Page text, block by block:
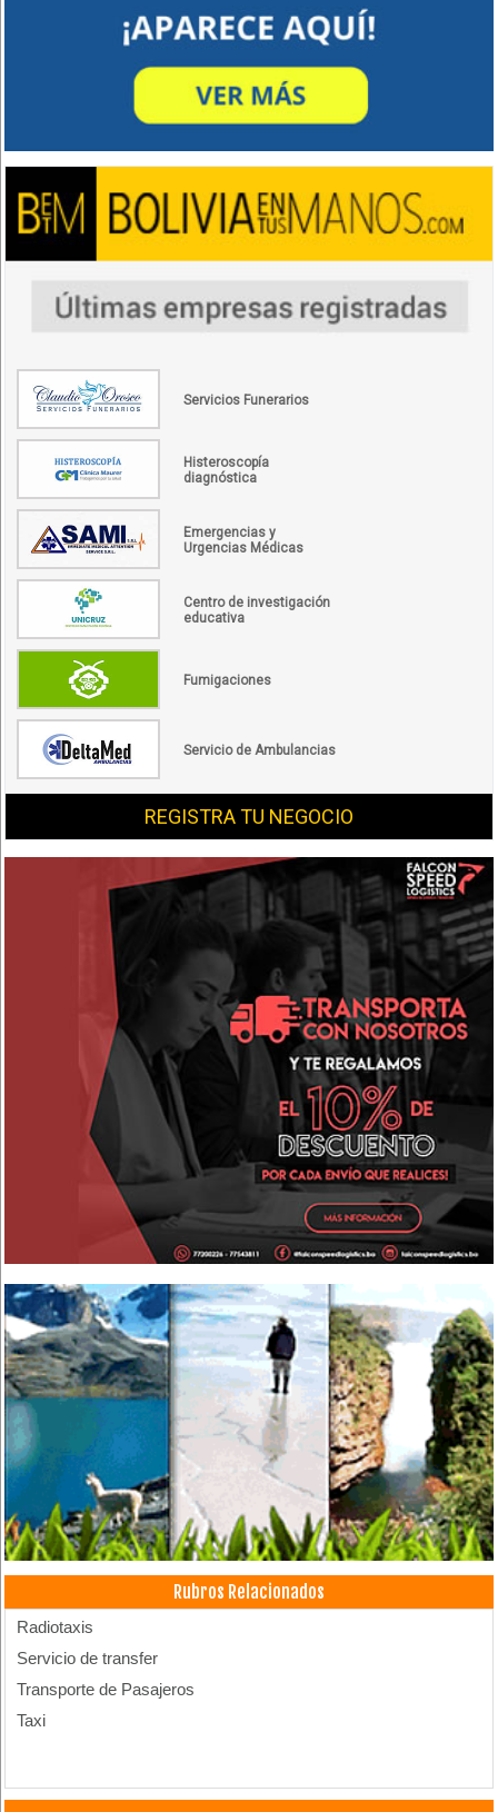
Servicios Funerarios
Histeroscopía
diagnóstica
Emergencias y
Urgencias Médicas
Centro de investigación
educativa
Fumigaciones
Servicio de Ambulancias
REGISTRA TU NEGOCIO
Rubros Relacionados
Radiotaxis
Servicio de transfer
Transporte de Pasajeros
Taxi